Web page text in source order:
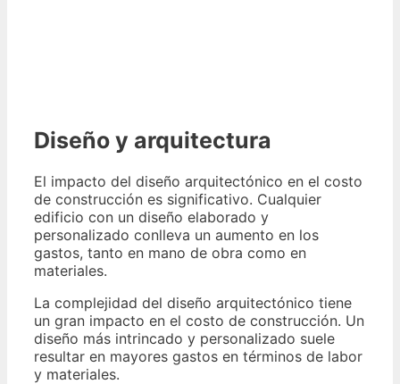
Diseño y arquitectura
El impacto del diseño arquitectónico en el costo
de construcción es significativo. Cualquier
edificio con un diseño elaborado y
personalizado conlleva un aumento en los
gastos, tanto en mano de obra como en
materiales.
La complejidad del diseño arquitectónico tiene
un gran impacto en el costo de construcción. Un
diseño más intrincado y personalizado suele
resultar en mayores gastos en términos de labor
y materiales.